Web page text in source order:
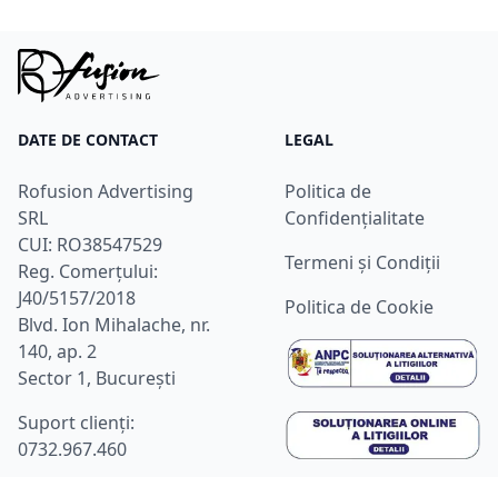
DATE DE CONTACT
Rofusion Advertising
SRL
CUI: RO38547529
Reg. Comerțului:
J40/5157/2018
Blvd. Ion Mihalache, nr.
140, ap. 2
Sector 1, București
Suport clienţi:
0732.967.460
LEGAL
Politica de
Confidențialitate
Termeni și Condiții
Politica de Cookie